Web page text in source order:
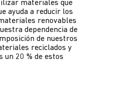
materiales que
ayuda a reducir los
renovables
dependencia de
de nuestros
reciclados y
un 20 % de estos